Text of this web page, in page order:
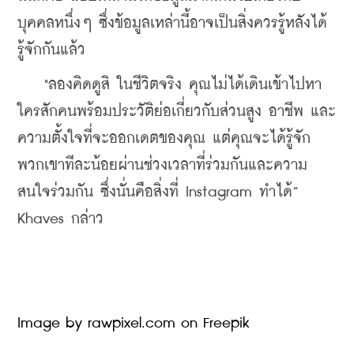
บุคคลหนึ่งๆ ซึ่งข้อมูลเหล่านี้อาจเป็นสิ่งควรรู้หลังได้
รู้จักกันแล้ว
"ลองคิดดูสิ ในชีวิตจริง คุณไม่ได้เดินเข้าไปหา
ใครสักคนพร้อมประวัติย่อเกี่ยวกับส่วนสูง อาชีพ และ
ความตั้งใจที่จะออกเดตของคุณ แต่คุณจะได้รู้จัก
พวกเขาทีละน้อยผ่านช่วงเวลาที่ร่วมกันและความ
สนใจร่วมกัน ซึ่งนั่นคือสิ่งที่ Instagram ทำได้”
Khaves กล่าว
Image by rawpixel.com on Freepik